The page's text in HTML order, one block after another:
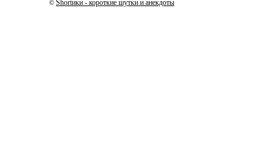
© Shortики - короткие шутки и анекдоты